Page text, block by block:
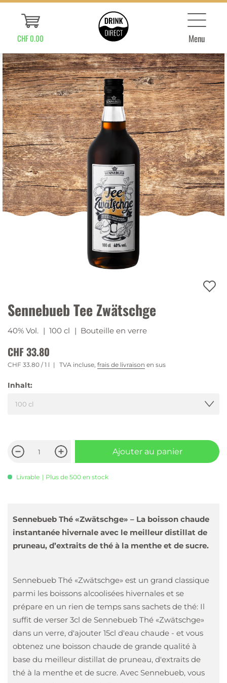
CHF 0.00 Menu
Sennebueb Tee Zwätschge
40% Vol. | 100 cl | Bouteille en verre
CHF 33.80
CHF 33.80 / 1 l TVA incluse, frais de livraison en sus
Inhalt:
Ajouter au panier
Livrable | Plus de 500 en stock
Sennebueb Thé «Zwätschge» – La boisson chaude
instantanée hivernale avec le meilleur distillat de
pruneau, d’extraits de thé à la menthe et de sucre.
Sennebueb Thé «Zwätschge» est un grand classique
parmi les boissons alcoolisées hivernales et se
prépare en un rien de temps sans sachets de thé: Il
suffit de verser 3cl de Sennebueb Thé «Zwätschge»
dans un verre, d'ajouter 15cl d'eau chaude - et vous
obtenez une boisson chaude de grande qualité à
base du meilleur distillat de pruneau, d'extraits de
thé à la menthe et de sucre. Avec Sennebueb, vous